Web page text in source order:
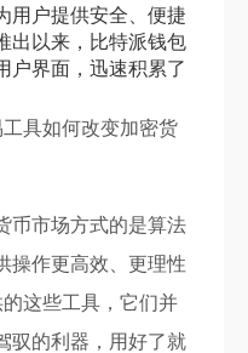
用户提供安全、便捷
出以来，比特派钱包
户界面，迅速积累了
具如何改变加密货
币市场方式的是算法
操作更高效、更理性
这些工具，它们并
驭的利器，用好了就